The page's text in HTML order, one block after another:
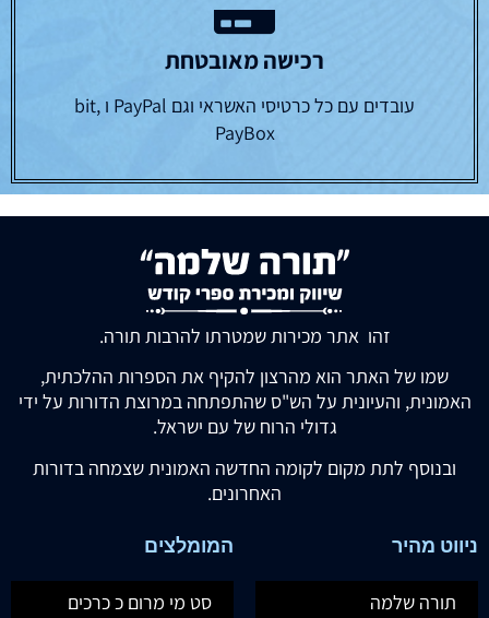
רכישה מאובטחת
עובדים עם כל כרטיסי האשראי וגם PayPal ו bit,
PayBox
זהו אתר מכירות שמטרתו להרבות תורה.
שמו של האתר הוא מהרצון להקיף את הספרות ההלכתית,
האמונית, והעיונית על הש"ס שהתפתחה במרוצת הדורות על ידי
גדולי הרוח של עם ישראל.
ובנוסף לתת מקום לקומה החדשה האמונית שצמחה בדורות
האחרונים.
ניווט מהיר
תורה שלמה
המומלצים
סט מי מרום כ כרכים